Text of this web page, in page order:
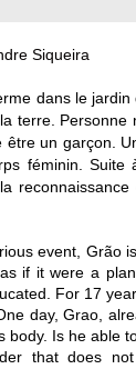
Siqueira
dans le jardin
terre. Personne
être un garçon.
féminin. Suite
reconnaissance
event, Grão
if it were a
For 17
day, Grao,
body. Is he able
that does